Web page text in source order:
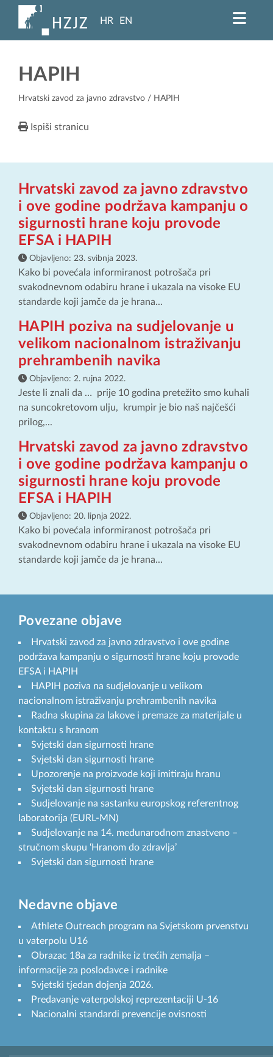
HR EN
HAPIH
Hrvatski zavod za javno zdravstvo / HAPIH
Ispiši stranicu
Hrvatski zavod za javno zdravstvo
i ove godine podržava kampanju o
sigurnosti hrane koju provode
EFSA i HAPIH
Objavljeno: 23. svibnja 2023.
Kako bi povećala informiranost potrošača pri
svakodnevnom odabiru hrane i ukazala na visoke EU
standarde koji jamče da je hrana...
HAPIH poziva na sudjelovanje u
velikom nacionalnom istraživanju
prehrambenih navika
Objavljeno: 2. rujna 2022.
Jeste li znali da … prije 10 godina pretežito smo kuhali
na suncokretovom ulju, krumpir je bio naš najčešći
prilog,...
Hrvatski zavod za javno zdravstvo
i ove godine podržava kampanju o
sigurnosti hrane koju provode
EFSA i HAPIH
Objavljeno: 20. lipnja 2022.
Kako bi povećala informiranost potrošača pri
svakodnevnom odabiru hrane i ukazala na visoke EU
standarde koji jamče da je hrana...
Povezane objave
Hrvatski zavod za javno zdravstvo i ove godine
podržava kampanju o sigurnosti hrane koju provode
EFSA i HAPIH
HAPIH poziva na sudjelovanje u velikom
nacionalnom istraživanju prehrambenih navika
Radna skupina za lakove i premaze za materijale u
kontaktu s hranom
Svjetski dan sigurnosti hrane
Svjetski dan sigurnosti hrane
Upozorenje na proizvode koji imitiraju hranu
Svjetski dan sigurnosti hrane
Sudjelovanje na sastanku europskog referentnog
laboratorija (EURL-MN)
Sudjelovanje na 14. međunarodnom znastveno –
stručnom skupu ‘Hranom do zdravlja’
Svjetski dan sigurnosti hrane
Nedavne objave
Athlete Outreach program na Svjetskom prvenstvu
u vaterpolu U16
Obrazac 18a za radnike iz trećih zemalja –
informacije za poslodavce i radnike
Svjetski tjedan dojenja 2026.
Predavanje vaterpolskoj reprezentaciji U-16
Nacionalni standardi prevencije ovisnosti